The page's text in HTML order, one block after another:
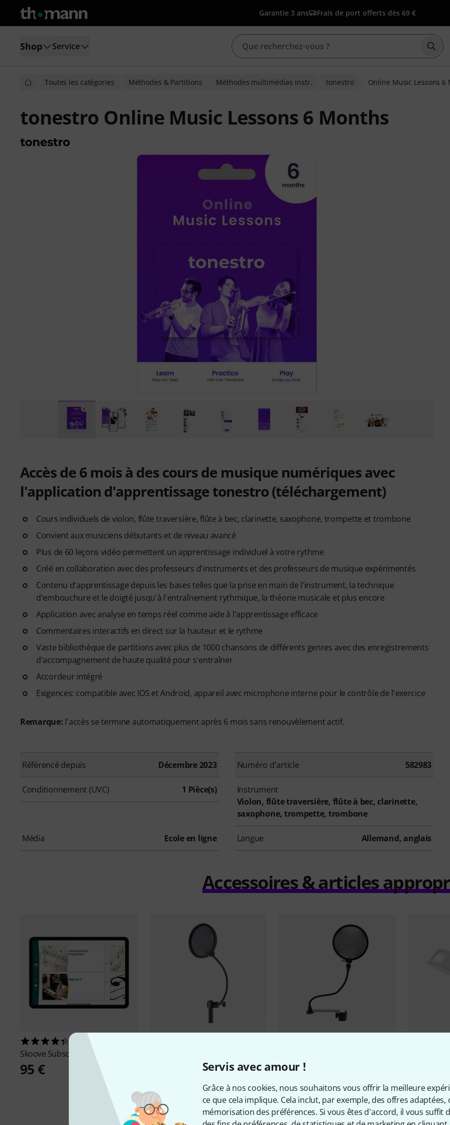
Servis avec amour !
Grâce à nos cookies, nous souhaitons vous offrir la meilleure
ce que cela implique. Cela inclut, par exemple, des offres
mémorisation des préférences. Si vous êtes d'accord, il vous suffit
Garantie 3 ans Frais de port offerts dès 69 €
Shop Service
Toutes les catégories Méthodes & Partitions Méthodes multimédias instr. tonestro Online Music Lessons 6
tonestro Online Music Lessons 6 Months
Accès de 6 mois à des cours de musique numériques avec
l'application d'apprentissage tonestro (téléchargement)
Cours individuels de violon, flûte traversière, flûte à bec, clarinette, saxophone, trompette et trombone
Convient aux musiciens débutants et de niveau avancé
Plus de 60 leçons vidéo permettent un apprentissage individuel à votre rythme
Créé en collaboration avec des professeurs d'instruments et des professeurs de musique expérimentés
Contenu d'apprentissage depuis les bases telles que la prise en main de l'instrument, la technique
d'embouchure et le doigté jusqu'à l'entraînement rythmique, la théorie musicale et plus encore
Application avec analyse en temps réel comme aide à l'apprentissage efficace
Commentaires interactifs en direct sur la hauteur et le rythme
Vaste bibliothèque de partitions avec plus de 1000 chansons de différents genres avec des enregistrements
d'accompagnement de haute qualité pour s'entraîner
Accordeur intégré
Exigences: compatible avec IOS et Android, appareil avec microphone interne pour le contrôle de l'exercice
Remarque: l'accès se termine automatiquement après 6 mois sans renouvèlement actif.
Référencé depuis Décembre 2023 Numéro d'article 582983
Conditionnement (UVC) 1 Pièce(s)
Instrument
Violon, flûte traversière, flûte à bec, clarinette,
saxophone, trompette, trombone
Média Ecole en ligne Langue Allemand, anglais
Accessoires & articles
Skoove Subscription 6 Months
95 € 14,40 €